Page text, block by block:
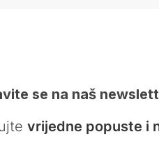
se na naš
vrijedne popuste i